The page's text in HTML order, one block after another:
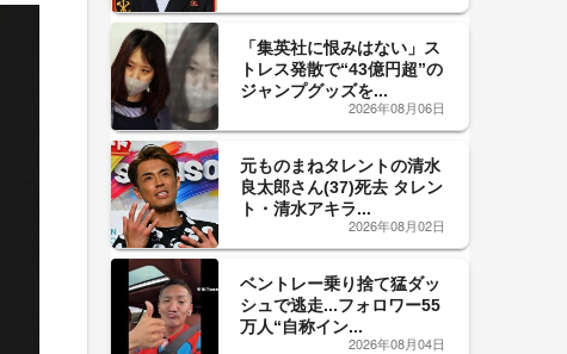
「集英社に恨みはない」ス
トレス発散で“43億円超”の
ジャンプグッズを...
2026年08月06日
元ものまねタレントの清水
良太郎さん(37)死去 タレン
ト・清水アキラ...
2026年08月02日
ベントレー乗り捨て猛ダッ
シュで逃走...フォロワー55
万人“自称イン...
2026年08月04日